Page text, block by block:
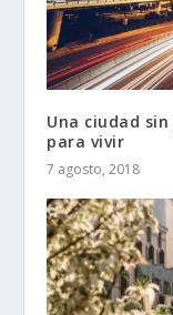
Una ciudad
para vivir
7 agosto, 2018